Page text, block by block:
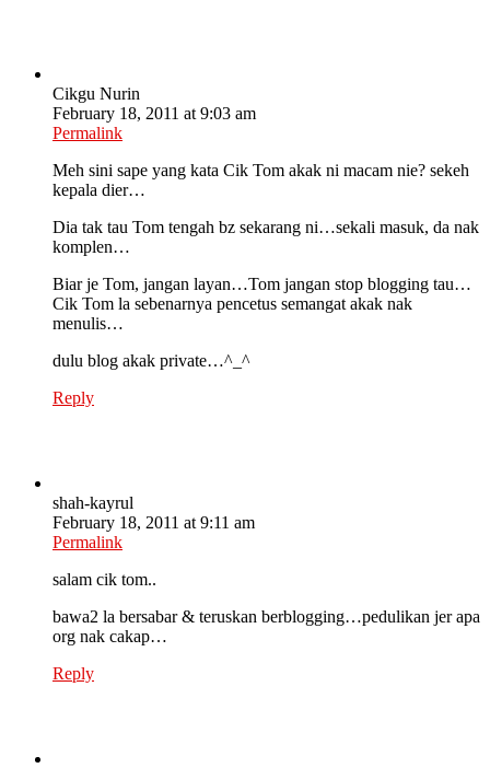
Cikgu Nurin
February 18, 2011 at 9:03 am
Permalink
Meh sini sape yang kata Cik Tom akak ni macam nie? sekeh
kepala dier…
Dia tak tau Tom tengah bz sekarang ni…sekali masuk, da nak
komplen…
Biar je Tom, jangan layan…Tom jangan stop blogging tau…
Cik Tom la sebenarnya pencetus semangat akak nak
menulis…
dulu blog akak private…^_^
Reply
shah-kayrul
February 18, 2011 at 9:11 am
Permalink
salam cik tom..
bawa2 la bersabar & teruskan berblogging…pedulikan jer apa
org nak cakap…
Reply